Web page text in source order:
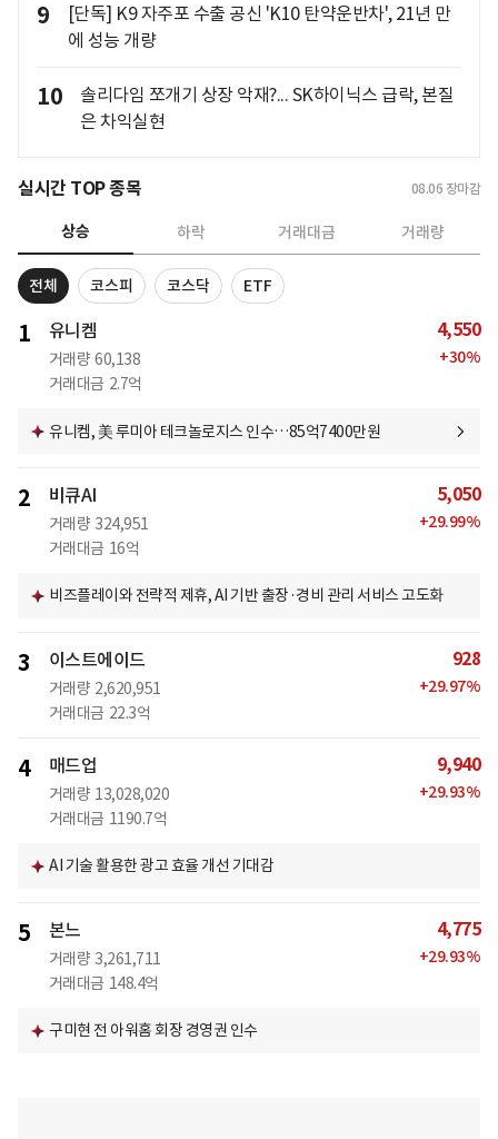
9
[단독] K9 자주포 수출 공신 'K10 탄약운반차', 21년 만
에 성능 개량
10
솔리다임 쪼개기 상장 악재?... SK하이닉스 급락, 본질
은 차익실현
실시간 TOP 종목 08.06 장마감
상승 하락 거래대금 거래량
전체 코스피 코스닥 ETF
1 유니켐
거래량 60,138
거래대금 2.7억
4,550
+30%
유니켐, 美 루미아 테크놀로지스 인수…85억7400만원
2 비큐AI
거래량 324,951
거래대금 16억
5,050
+29.99%
비즈플레이와 전략적 제휴, AI 기반 출장·경비 관리 서비스 고도화
3 이스트에이드
거래량 2,620,951
거래대금 22.3억
928
+29.97%
4 매드업
거래량 13,028,020
거래대금 1190.7억
9,940
+29.93%
AI 기술 활용한 광고 효율 개선 기대감
5 본느
거래량 3,261,711
거래대금 148.4억
4,775
+29.93%
구미현 전 아워홈 회장 경영권 인수